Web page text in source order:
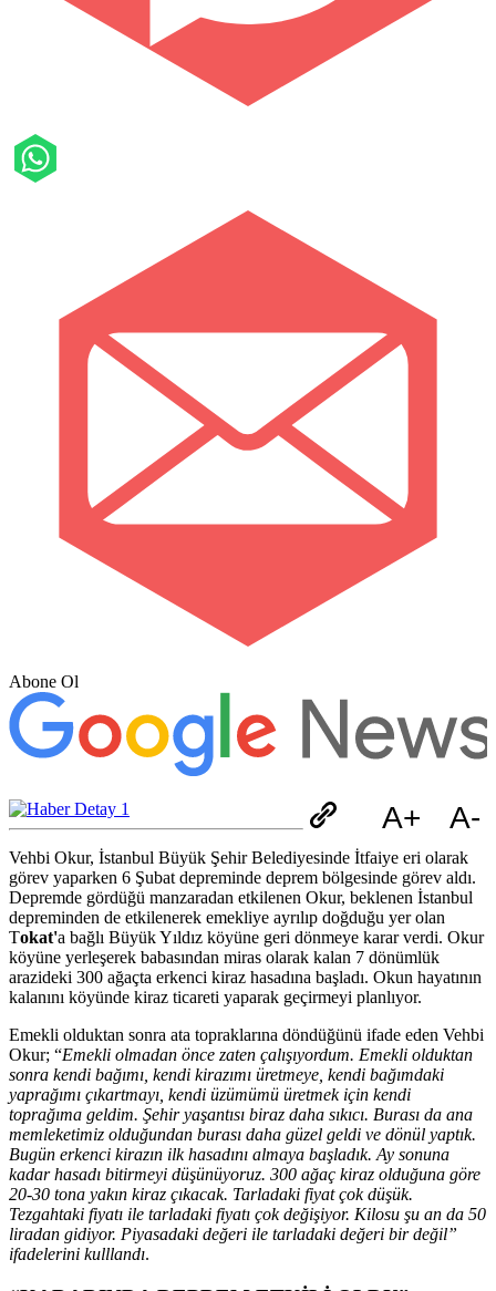
Abone Ol
A+ A-
Vehbi Okur, İstanbul Büyük Şehir Belediyesinde İtfaiye eri olarak
görev yaparken 6 Şubat depreminde deprem bölgesinde görev aldı.
Depremde gördüğü manzaradan etkilenen Okur, beklenen İstanbul
depreminden de etkilenerek emekliye ayrılıp doğduğu yer olan
Tokat'a bağlı Büyük Yıldız köyüne geri dönmeye karar verdi. Okur
köyüne yerleşerek babasından miras olarak kalan 7 dönümlük
arazideki 300 ağaçta erkenci kiraz hasadına başladı. Okun hayatının
kalanını köyünde kiraz ticareti yaparak geçirmeyi planlıyor.
Emekli olduktan sonra ata topraklarına döndüğünü ifade eden Vehbi
Okur; “Emekli olmadan önce zaten çalışıyordum. Emekli olduktan
sonra kendi bağımı, kendi kirazımı üretmeye, kendi bağımdaki
yaprağımı çıkartmayı, kendi üzümümü üretmek için kendi
toprağıma geldim. Şehir yaşantısı biraz daha sıkıcı. Burası da ana
memleketimiz olduğundan burası daha güzel geldi ve dönül yaptık.
Bugün erkenci kirazın ilk hasadını almaya başladık. Ay sonuna
kadar hasadı bitirmeyi düşünüyoruz. 300 ağaç kiraz olduğuna göre
20-30 tona yakın kiraz çıkacak. Tarladaki fiyat çok düşük.
Tezgahtaki fiyatı ile tarladaki fiyatı çok değişiyor. Kilosu şu an da 50
liradan gidiyor. Piyasadaki değeri ile tarladaki değeri bir değil”
ifadelerini kulllandı.